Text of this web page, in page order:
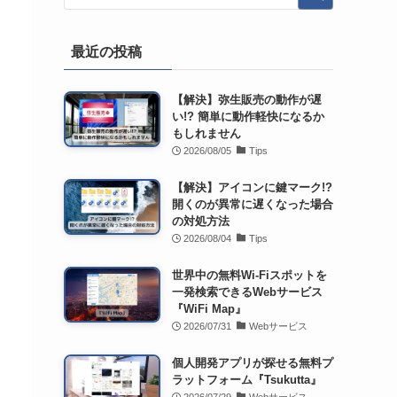
最近の投稿
【解決】弥生販売の動作が遅
い!? 簡単に動作軽快になるか
もしれません
2026/08/05 Tips
【解決】アイコンに鍵マーク!?
開くのが異常に遅くなった場合
の対処方法
2026/08/04 Tips
世界中の無料Wi-Fiスポットを
一発検索できるWebサービス
『WiFi Map』
2026/07/31 Webサービス
個人開発アプリが探せる無料プ
ラットフォーム『Tsukutta』